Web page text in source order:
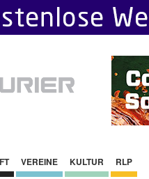
VEREINE KULTUR RLP